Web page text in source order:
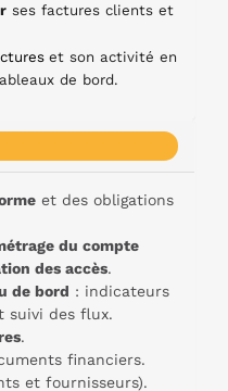
ses factures clients et
et son activité en
de bord.
et des obligations
du compte
des accès.
de bord : indicateurs
suivi des flux.
.
financiers.
et fournisseurs).